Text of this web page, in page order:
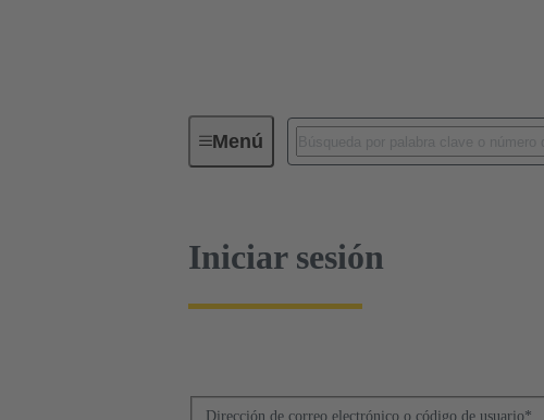
MenúIniciar sesión
Iniciar sesión
Dirección de correo electrónico o código de usuario*